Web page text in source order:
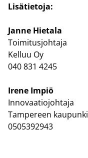
Li­sä­tie­to­ja:
Janne Hie­ta­la
Toi­mi­tus­joh­ta­ja
Kel­luu Oy
040 831 4245
Irene Impiö
In­no­vaa­tio­joh­ta­ja
Tam­pe­reen kau­pun­ki
0505392943